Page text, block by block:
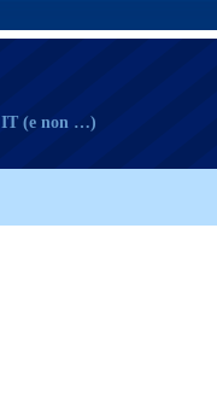
IT (e non …)